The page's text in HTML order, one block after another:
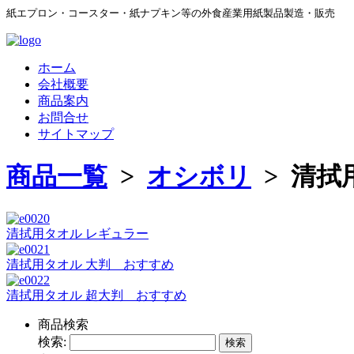
紙エプロン・コースター・紙ナプキン等の外食産業用紙製品製造・販売
ホーム
会社概要
商品案内
お問合せ
サイトマップ
商品一覧 > オシボリ > 清拭
清拭用タオル レギュラー
清拭用タオル 大判 おすすめ
清拭用タオル 超大判 おすすめ
商品検索
検索: